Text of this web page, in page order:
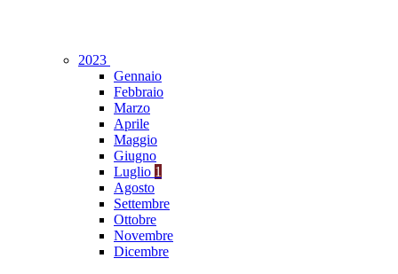
2023
Gennaio
Febbraio
Marzo
Aprile
Maggio
Giugno
Luglio 1
Agosto
Settembre
Ottobre
Novembre
Dicembre